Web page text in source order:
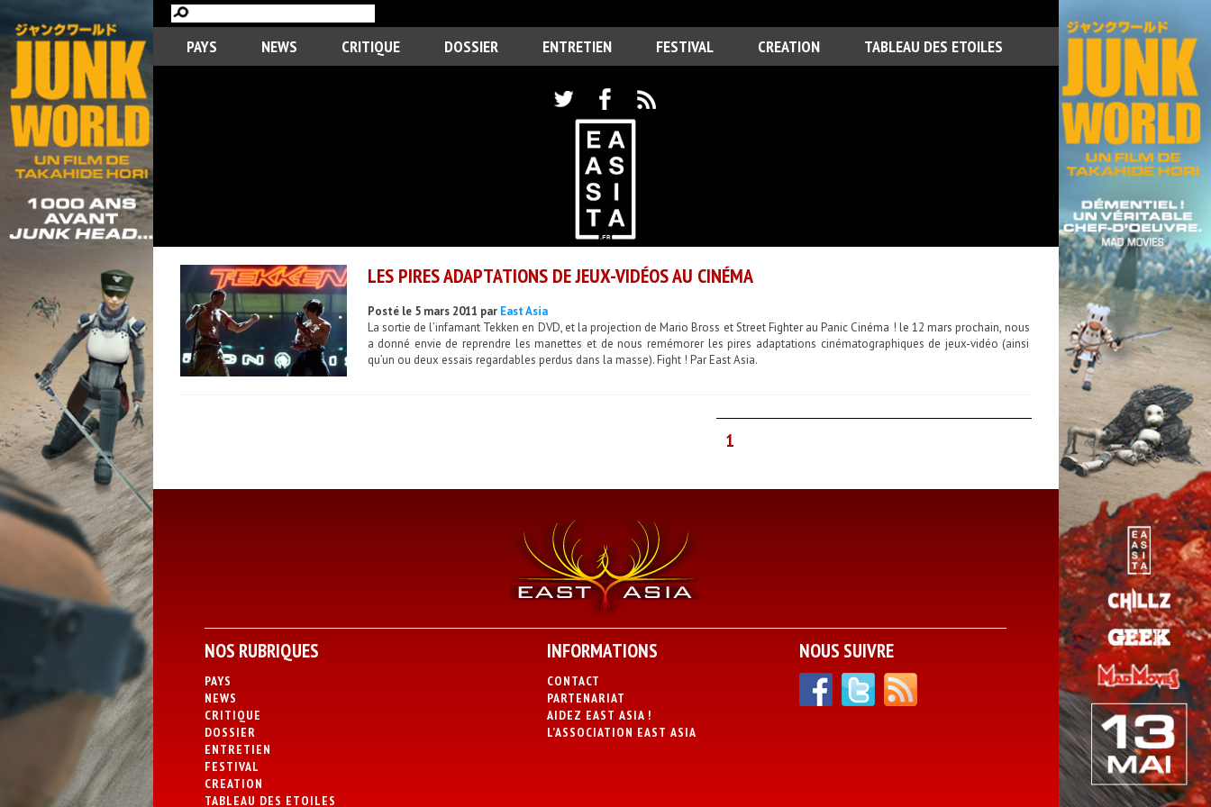
PAYS NEWS CRITIQUE DOSSIER ENTRETIEN FESTIVAL CREATION TABLEAU DES ETOILES
LES PIRES ADAPTATIONS DE JEUX-VIDÉOS AU CINÉMA
Posté le 5 mars 2011 par East Asia
La sortie de l’infamant Tekken en DVD, et la projection de Mario Bross et Street Fighter au Panic Cinéma ! le 12 mars prochain, nous
a donné envie de reprendre les manettes et de nous remémorer les pires adaptations cinématographiques de jeux-vidéo (ainsi
qu’un ou deux essais regardables perdus dans la masse). Fight ! Par East Asia.
1
NOS RUBRIQUES
PAYS
NEWS
CRITIQUE
DOSSIER
ENTRETIEN
FESTIVAL
CREATION
TABLEAU DES ETOILES
INFORMATIONS
CONTACT
PARTENARIAT
AIDEZ EAST ASIA !
L’ASSOCIATION EAST ASIA
NOUS SUIVRE